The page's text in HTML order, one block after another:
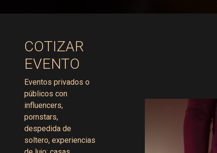
COTIZAR
EVENTO
Eventos privados o
públicos con
influencers,
pornstars,
despedida de
soltero, experiencias